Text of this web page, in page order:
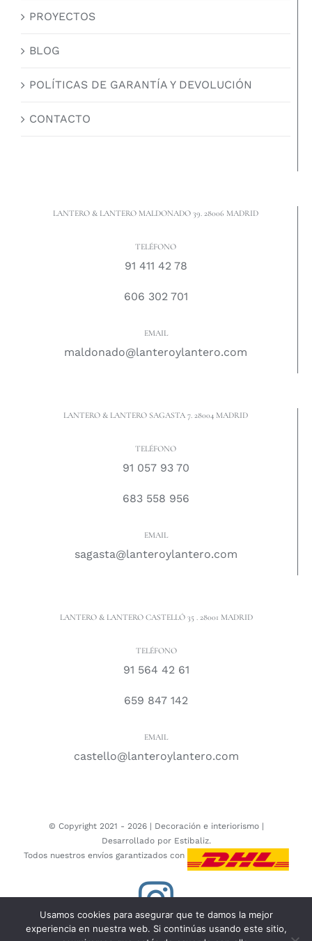
PROYECTOS
BLOG
POLÍTICAS DE GARANTÍA Y DEVOLUCIÓN
CONTACTO
LANTERO & LANTERO MALDONADO 39. 28006 MADRID
TELÉFONO
91 411 42 78
606 302 701
EMAIL
maldonado@lanteroylantero.com
LANTERO & LANTERO SAGASTA 7. 28004 MADRID
TELÉFONO
91 057 93 70
683 558 956
EMAIL
sagasta@lanteroylantero.com
LANTERO & LANTERO CASTELLÓ 35 . 28001 MADRID
TELÉFONO
91 564 42 61
659 847 142
EMAIL
castello@lanteroylantero.com
© Copyright 2021 - 2026 | Decoración e interiorismo|
Desarrollado por Estibaliz.
Todos nuestros envíos garantizados con
Instagram
Usamos cookies para asegurar que te damos la mejor
experiencia en nuestra web. Si continúas usando este sitio,